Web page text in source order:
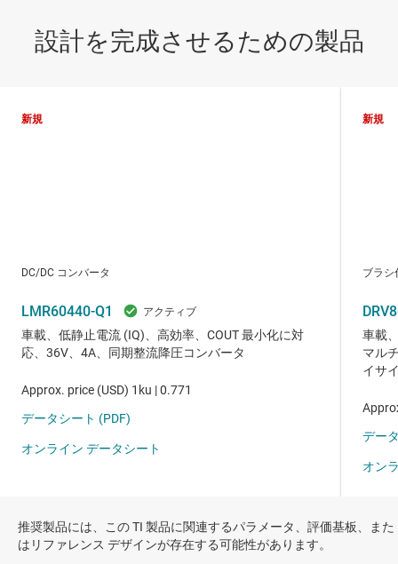
推奨製品には、この TI 製品に関連するパラメータ、評価基板、また
はリファレンス デザインが存在する可能性があります。